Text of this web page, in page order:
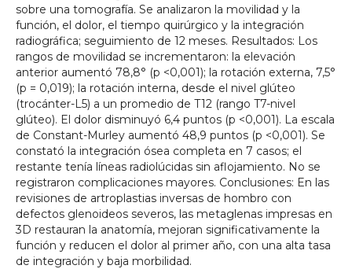
sobre una tomografía. Se analizaron la movilidad y la
función, el dolor, el tiempo quirúrgico y la integración
radiográfica; seguimiento de 12 meses. Resultados: Los
rangos de movilidad se incrementaron: la elevación
anterior aumentó 78,8° (p <0,001); la rotación externa, 7,5°
(p = 0,019); la rotación interna, desde el nivel glúteo
(trocánter-L5) a un promedio de T12 (rango T7-nivel
glúteo). El dolor disminuyó 6,4 puntos (p <0,001). La escala
de Constant-Murley aumentó 48,9 puntos (p <0,001). Se
constató la integración ósea completa en 7 casos; el
restante tenía líneas radiolúcidas sin aflojamiento. No se
registraron complicaciones mayores. Conclusiones: En las
revisiones de artroplastias inversas de hombro con
defectos glenoideos severos, las metaglenas impresas en
3D restauran la anatomía, mejoran significativamente la
función y reducen el dolor al primer año, con una alta tasa
de integración y baja morbilidad.